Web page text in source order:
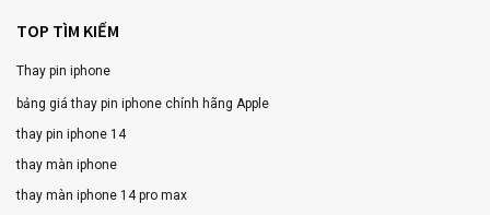
TOP TÌM KIẾM
Thay pin iphone
bảng giá thay pin iphone chính hãng Apple
thay pin iphone 14
thay màn iphone
thay màn iphone 14 pro max